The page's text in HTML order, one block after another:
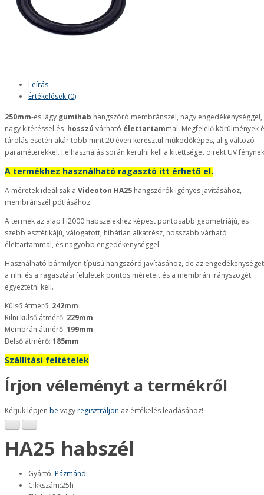
Leírás
Értékelések (0)
250mm-es lágy gumihab hangszóró membránszél, nagy engedékenységgel,
nagy kitéréssel és hosszú várható élettartammal. Megfelelő körülmények
tárolás esetén akár több mint 20 éven keresztül működőképes, alig változó
paraméterekkel. Felhasználás során kerülni kell a kitettséget direkt UV
A termékhez használható ragasztó itt érhető el.
A méretek ideálisak a Videoton HA25 hangszórók igényes javításához,
membránszél pótlásához.
A termék az alap H2000 habszélekhez képest pontosabb geometriájú, és
szebb esztétikájú, válogatott, hibátlan alkatrész, hosszabb várható
élettartammal, és nagyobb engedékenységgel.
Használható bármilyen típusú hangszóró javításához, de az
a rilni és a ragasztási felületek pontos méreteit és a membrán irányszögét
egyeztetni kell.
Külső átmérő: 242mm
Rilni külső átmérő: 229mm
Membrán átmérő: 199mm
Belső átmérő: 185mm
Szállítási feltételek
Írjon véleményt a termékről
Kérjük lépjen be vagyregisztráljon az értékelés leadásához!
HA25 habszél
Gyártó: Pázmándi
Cikkszám:25h